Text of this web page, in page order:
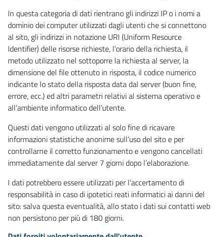
In questa categoria di dati rientrano gli indirizzi IP o i nomi a
dominio dei computer utilizzati dagli utenti che si connettono
al sito, gli indirizzi in notazione URI (Uniform Resource
Identifier) delle risorse richieste, l’orario della richiesta, il
metodo utilizzato nel sottoporre la richiesta al server, la
dimensione del file ottenuto in risposta, il codice numerico
indicante lo stato della risposta data dal server (buon fine,
errore, ecc.) ed altri parametri relativi al sistema operativo e
all’ambiente informatico dell’utente.
Questi dati vengono utilizzati al solo fine di ricavare
informazioni statistiche anonime sull’uso del sito e per
controllarne il corretto funzionamento e vengono cancellati
immediatamente dal server 7 giorni dopo l’elaborazione.
I dati potrebbero essere utilizzati per l’accertamento di
responsabilità in caso di ipotetici reati informatici ai danni del
sito: salva questa eventualità, allo stato i dati sui contatti web
non persistono per più di 180 giorni.